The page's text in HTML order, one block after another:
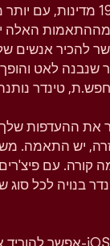
האלה
להכיר אנשים
שנבנה לאט
את ההעדפות
יש התאמה.
קורה. עם
בנויה לכל סוג